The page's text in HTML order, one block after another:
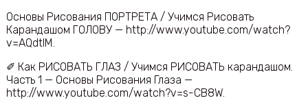
Основы Рисования ПОРТРЕТА / Учимся Рисовать
Карандашом ГОЛОВУ — http://www.youtube.com/watch?
v=AQdtlM.
✐ Как РИСОВАТЬ ГЛАЗ / Учимся РИСОВАТЬ карандашом.
Часть 1 — Основы Рисования Глаза —
http://www.youtube.com/watch?v=s-CB8W.